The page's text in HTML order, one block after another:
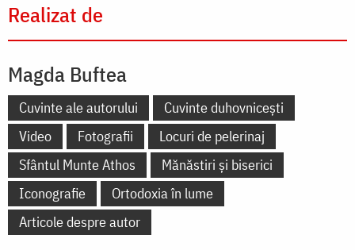
Realizat de
Magda Buftea
Cuvinte ale autorului
Cuvinte duhovnicești
Video
Fotografii
Locuri de pelerinaj
Sfântul Munte Athos
Mănăstiri și biserici
Iconografie
Ortodoxia în lume
Articole despre autor